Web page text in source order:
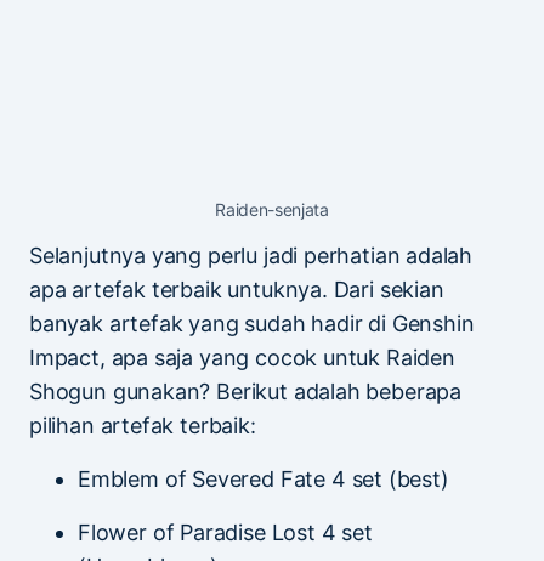
Raiden-senjata
Selanjutnya yang perlu jadi perhatian adalah
apa artefak terbaik untuknya. Dari sekian
banyak artefak yang sudah hadir di Genshin
Impact, apa saja yang cocok untuk Raiden
Shogun gunakan? Berikut adalah beberapa
pilihan artefak terbaik:
Emblem of Severed Fate 4 set (best)
Flower of Paradise Lost 4 set